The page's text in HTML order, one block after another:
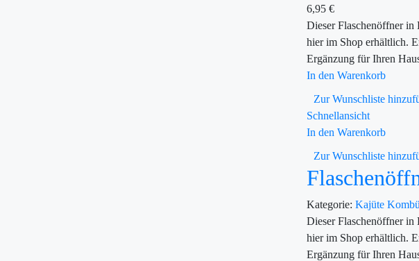
6,95 €
Dieser Flaschenöffner
hier im Shop erhältlich.
Ergänzung für Ihren
In den Warenkorb
Zur Wunschliste
Schnellansicht
In den Warenkorb
Zur Wunschliste
Kategorie: Kajüte
Dieser Flaschenöffner
hier im Shop erhältlich.
Ergänzung für Ihren